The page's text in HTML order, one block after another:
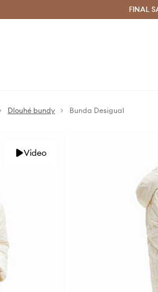
Doručení a vrácení zdarma (od
FINAL
Dlouhé bundy Bunda Desigual
Video